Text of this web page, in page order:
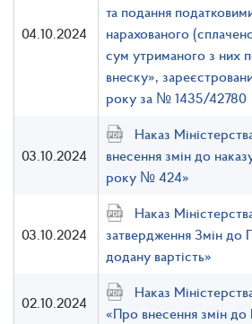
04.10.2024
та подання
нарахованого
сум утриманого з них
внеску»,
року за № 1435/42780
03.10.2024
Наказ
внесення змін до
року № 424»
03.10.2024
Наказ
затвердження Змін до
додану вартість»
02.10.2024
Наказ
«Про внесення змін до